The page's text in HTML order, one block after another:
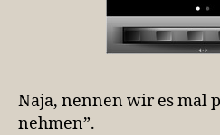
Naja, nennen wir es mal
nehmen”.